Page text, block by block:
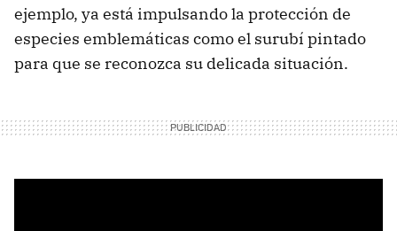
ejemplo, ya está impulsando la protección de
especies emblemáticas como el surubí pintado
para que se reconozca su delicada situación.